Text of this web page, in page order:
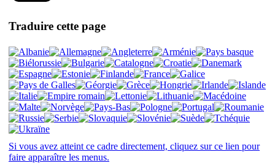
Traduire cette page
Si vous avez atteint ce cadre directement, cliquez sur ce lien pour
faire apparaître les menus.